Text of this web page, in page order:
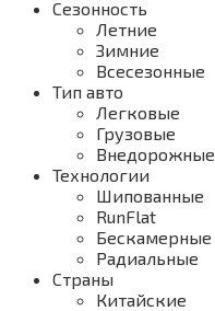
Сезонность
Летние
Зимние
Всесезонные
Тип авто
Легковые
Грузовые
Внедорожные
Технологии
Шипованные
RunFlat
Бескамерные
Радиальные
Страны
Китайские